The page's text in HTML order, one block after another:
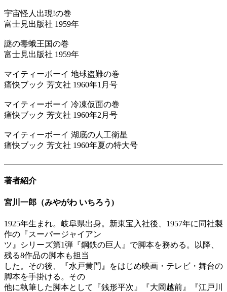
宇宙怪人出現!の巻
富士見出版社 1959年
謎の毒蛾王国の巻
富士見出版社 1959年
マイティーボーイ 地球盗難の巻
痛快ブック 芳文社 1960年1月号
マイティーボーイ 冷凍仮面の巻
痛快ブック 芳文社 1960年2月号
マイティーボーイ 湖底の人工衛星
痛快ブック 芳文社 1960年夏の特大号
著者紹介
宮川一郎（みやがわ いちろう)
1925年生まれ。岐阜県出身。新東宝入社後、1957年に同社製
作の『スーパージャイアン
ツ』シリーズ第1弾『鋼鉄の巨人』で脚本を務める。以降、
残る8作品の脚本も担当
した。その後、『水戸黄門』をはじめ映画・テレビ・舞台の
脚本を手掛ける。その
他に執筆した脚本として『銭形平次』『大岡越前』『江戸川